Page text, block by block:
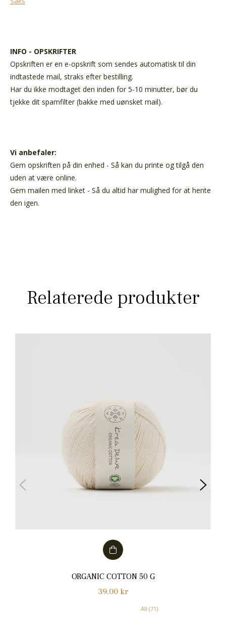
INFO - OPSKRIFTER
Opskriften er en e-opskrift som sendes automatisk til din
indtastede mail, straks efter bestilling.
Har du ikke modtaget den inden for 5-10 minutter, bør du
tjekke dit spamfilter (bakke med uønsket mail).
Vi anbefaler:
Gem opskriften på din enhed - Så kan du printe og tilgå den
uden at være online.
Gem mailen med linket - Så du altid har mulighed for at hente
den igen.
Relaterede produkter
ORGANIC COTTON 50 G
Normalpris
39,00 kr
All (71)